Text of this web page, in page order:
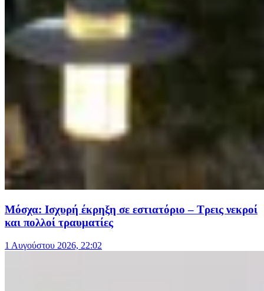
Μόσχα: Ισχυρή έκρηξη σε εστιατόριο – Τρεις νεκροί
και πολλοί τραυματίες
1 Αυγούστου 2026, 22:02